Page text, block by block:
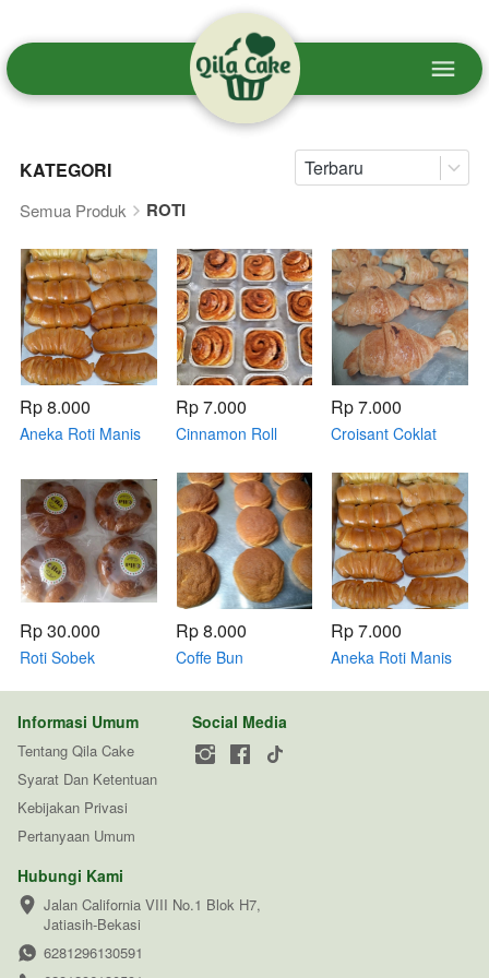
KATEGORI Terbaru
Semua Produk ROTI
Rp 8.000
Aneka Roti Manis
Rp 7.000
Cinnamon Roll
Rp 7.000
Croisant Coklat
Rp 30.000
Roti Sobek
Rp 8.000
Coffe Bun
Rp 7.000
Aneka Roti Manis
Informasi Umum
Tentang Qila Cake
Syarat Dan Ketentuan
Kebijakan Privasi
Pertanyaan Umum
Social Media
Hubungi Kami
Jalan California VIII No.1 Blok H7,
Jatiasih-Bekasi
6281296130591